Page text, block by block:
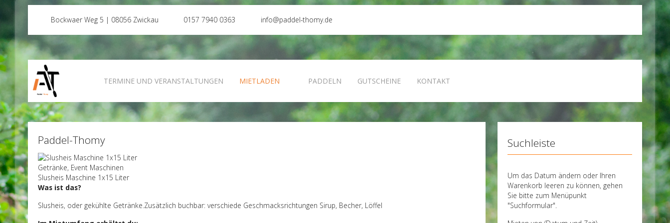
Bockwaer Weg 5 | 08056 Zwickau 0157 7940 0363 info@paddel-thomy.de
TERMINE UND VERANSTALTUNGEN MIETLADEN PADDELN GUTSCHEINE KONTAKT
Paddel-Thomy
Getränke, Event Maschinen
Slusheis Maschine 1x15 Liter
Was ist das?
Slusheis, oder gekühlte Getränke.Zusätzlich buchbar: verschiede Geschmacksrichtungen Sirup, Becher, Löffel
Suchleiste
Um das Datum ändern oder Ihren
Warenkorb leeren zu können, gehen
Sie bitte zum Menüpunkt
"Suchformular".